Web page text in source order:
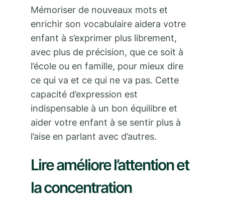
Mémoriser de nouveaux mots et
enrichir son vocabulaire aidera votre
enfant à s’exprimer plus librement,
avec plus de précision, que ce soit à
l’école ou en famille, pour mieux dire
ce qui va et ce qui ne va pas. Cette
capacité d’expression est
indispensable à un bon équilibre et
aider votre enfant à se sentir plus à
l’aise en parlant avec d’autres.
Lire améliore l’attention et
la concentration